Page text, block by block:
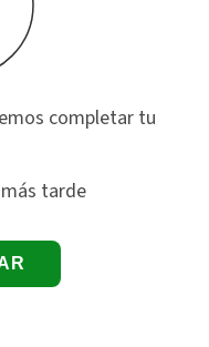
completar tu
tarde